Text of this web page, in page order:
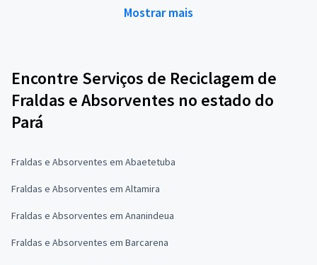
Mostrar mais
Encontre Serviços de Reciclagem de
Fraldas e Absorventes no estado do
Pará
Fraldas e Absorventes em Abaetetuba
Fraldas e Absorventes em Altamira
Fraldas e Absorventes em Ananindeua
Fraldas e Absorventes em Barcarena